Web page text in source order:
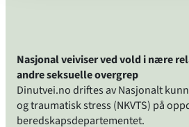
Nasjonal veiviser ved vold i nære
andre seksuelle overgrep
Dinutvei.no driftes av Nasjonalt
og traumatisk stress (NKVTS) på
beredskapsdepartementet.